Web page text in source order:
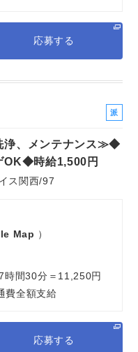
応募する
派
社
浄、メンテナンス≫◆
OK◆時給1,500円
ス関西/97
Map ）
間30分＝11,250円
全額支給
応募する